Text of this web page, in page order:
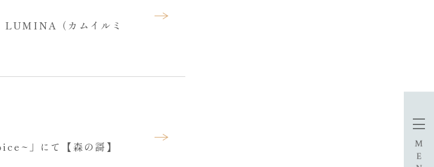
LUMINA（カムイルミ
」にて【森の謌】